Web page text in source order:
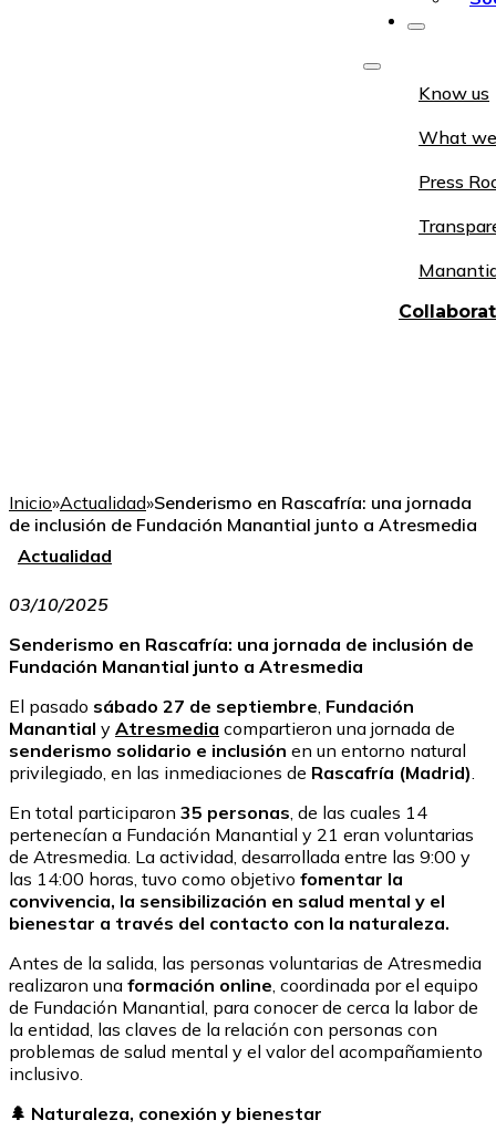
Know us
What
Press
Inicio»Actualidad»Senderismo en Rascafría: una jornada
de inclusión de Fundación Manantial junto a Atresmedia
Actualidad
03/10/2025
Senderismo en Rascafría: una jornada de inclusión de
Fundación Manantial junto a Atresmedia
El pasado sábado 27 de septiembre, Fundación
Manantial y Atresmedia compartieron una jornada de
senderismo solidario e inclusión en un entorno natural
privilegiado, en las inmediaciones de Rascafría (Madrid).
En total participaron 35 personas, de las cuales 14
pertenecían a Fundación Manantial y 21 eran voluntarias
de Atresmedia. La actividad, desarrollada entre las 9:00 y
las 14:00 horas, tuvo como objetivo fomentar la
convivencia, la sensibilización en salud mental y el
bienestar a través del contacto con la naturaleza.
Antes de la salida, las personas voluntarias de Atresmedia
realizaron una formación online, coordinada por el equipo
de Fundación Manantial, para conocer de cerca la labor de
la entidad, las claves de la relación con personas con
problemas de salud mental y el valor del acompañamiento
inclusivo.
🌲 Naturaleza, conexión y bienestar